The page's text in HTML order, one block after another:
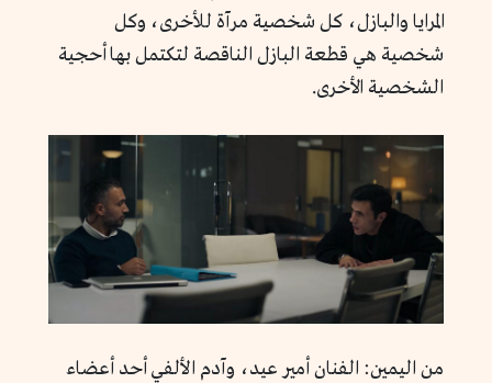
المرايا والبازل، كل شخصية مرآة للأخرى، وكل
شخصية هي قطعة البازل الناقصة لتكتمل بها أحجية
الشخصية الأخرى.
من اليمين: الفنان أمير عيد، وآدم الألفي أحد أعضاء